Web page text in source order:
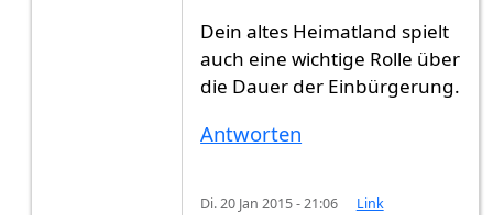
Dein altes Heimatland spielt
auch eine wichtige Rolle über
die Dauer der Einbürgerung.
Antworten
Di. 20 Jan 2015 - 21:06 Link